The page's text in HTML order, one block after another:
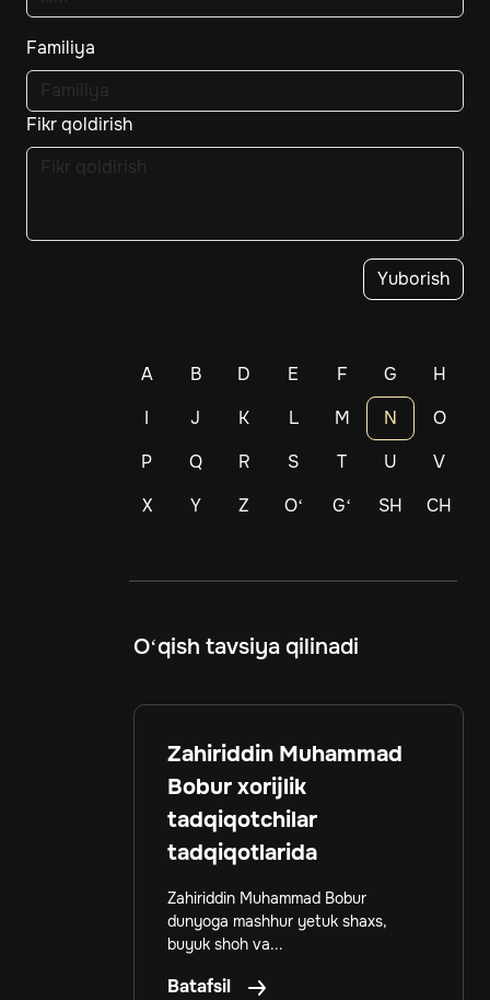
Familiya
Fikr qoldirish
Yuborish
A B D E F G
H
I
J K L M N
O
P
Q R S T U
V
X
Y Z Oʻ Gʻ SH CH
O‘qish tavsiya qilinadi
Zahiriddin Muhammad
Bobur xorijlik
tadqiqotchilar
tadqiqotlarida
Zahiriddin Muhammad Bobur
dunyoga mashhur yetuk shaxs,
buyuk shoh va...
Batafsil